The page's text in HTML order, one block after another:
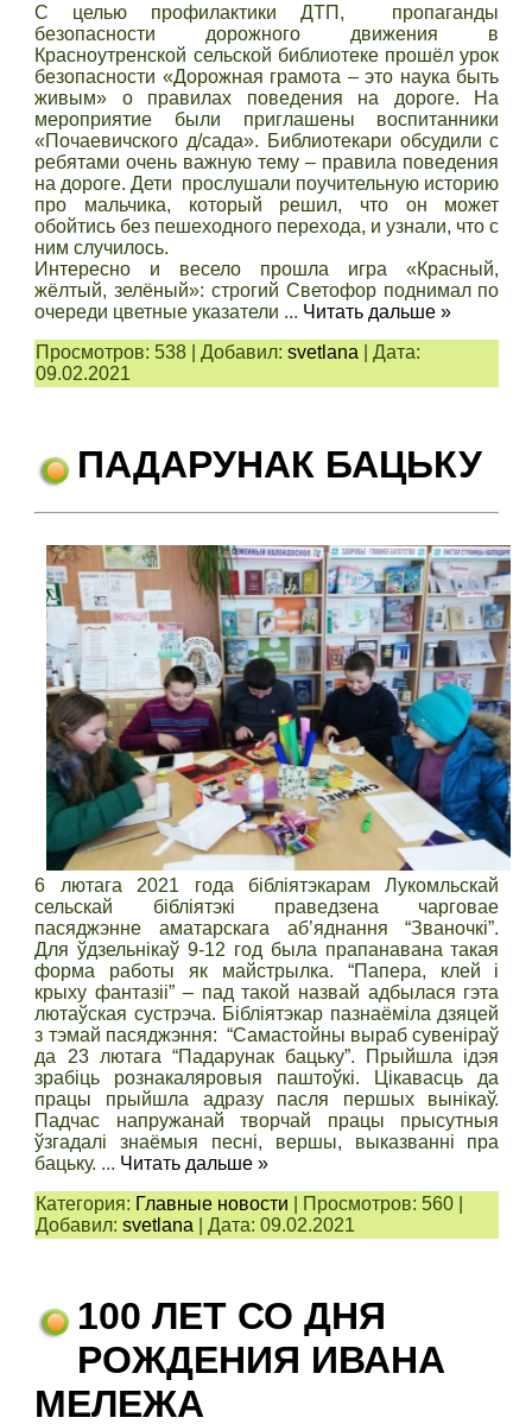
С целью профилактики ДТП, пропаганды
безопасности дорожного движения в
Красноутренской сельской библиотеке прошёл урок
безопасности «Дорожная грамота – это наука быть
живым» о правилах поведения на дороге. На
мероприятие были приглашены воспитанники
«Почаевичского д/сада». Библиотекари обсудили с
ребятами очень важную тему – правила поведения
на дороге. Дети прослушали поучительную историю
про мальчика, который решил, что он может
обойтись без пешеходного перехода, и узнали, что с
ним случилось.
Интересно и весело прошла игра «Красный,
жёлтый, зелёный»: строгий Светофор поднимал по
очереди цветные указатели ... Читать дальше »
Просмотров: 538 |Добавил: svetlana |Дата:
09.02.2021
ПАДАРУНАК БАЦЬКУ
6 лютага 2021 года бібліятэкарам Лукомльскай
сельскай бібліятэкі праведзена чарговае
пасяджэнне аматарскага аб’яднання “Званочкі”.
Для ўдзельнікаў 9-12 год была прапанавана такая
форма работы як майстрылка. “Папера, клей і
крыху фантазіі” – пад такой назвай адбылася гэта
лютаўская сустрэча. Бібліятэкар пазнаёміла дзяцей
з тэмай пасяджэння: “Самастойны выраб сувеніраў
да 23 лютага “Падарунак бацьку”. Прыйшла ідэя
зрабіць рознакаляровыя паштоўкі. Цікавасць да
працы прыйшла адразу пасля першых вынікаў.
Падчас напружанай творчай працы прысутныя
ўзгадалі знаёмыя песні, вершы, выказванні пра
бацьку. ... Читать дальше »
Категория: Главные новости Просмотров: 560
Добавил: svetlana |Дата: 09.02.2021
100 ЛЕТ СО ДНЯ
РОЖДЕНИЯ ИВАНА
МЕЛЕЖА